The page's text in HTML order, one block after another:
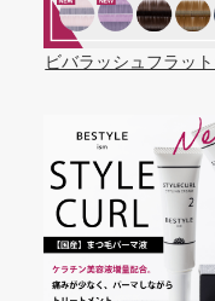
ビバラッシュフラッ